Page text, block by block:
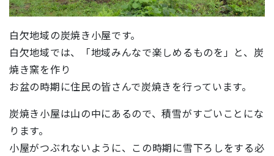
白欠地域の炭焼き小屋です。
白欠地域では、「地域みんなで楽しめるものを」と、炭
焼き窯を作り
お盆の時期に住民の皆さんで炭焼きを行っています。
炭焼き小屋は山の中にあるので、積雪がすごいことにな
ります。
小屋がつぶれないように、この時期に雪下ろしをする必